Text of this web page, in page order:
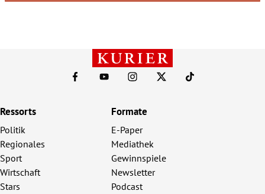
Ressorts
Politik
Regionales
Sport
Wirtschaft
Stars
Formate
E-Paper
Mediathek
Gewinnspiele
Newsletter
Podcast